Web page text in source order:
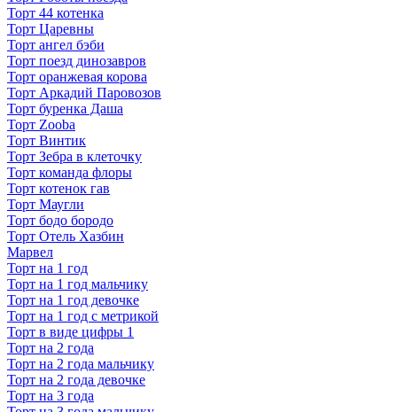
Торт 44 котенка
Торт Царевны
Торт ангел бэби
Торт поезд динозавров
Торт оранжевая корова
Торт Аркадий Паровозов
Торт буренка Даша
Торт Zooba
Торт Винтик
Торт Зебра в клеточку
Торт команда флоры
Торт котенок гав
Торт Маугли
Торт бодо бородо
Торт Отель Хазбин
Марвел
Торт на 1 год
Торт на 1 год мальчику
Торт на 1 год девочке
Торт на 1 год с метрикой
Торт в виде цифры 1
Торт на 2 года
Торт на 2 года мальчику
Торт на 2 года девочке
Торт на 3 года